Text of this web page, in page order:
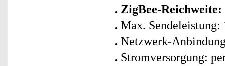
ZigBee-Reichweite:
Max. Sendeleistung:
Netzwerk-
Stromversorgung: